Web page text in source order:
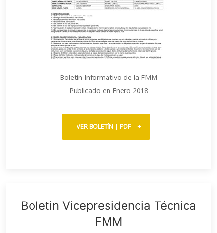
Boletín Informativo de la FMM
Publicado en Enero 2018
VER BOLETÍN | PDF
Boletin Vicepresidencia Técnica
FMM